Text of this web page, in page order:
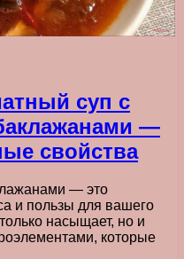
суп с
—
свойства
— это
и пользы для вашего
насыщает, но и
которые